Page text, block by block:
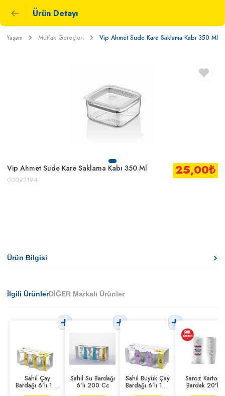
Ürün Detayı
Yaşam Mutfak Gereçleri Vip Ahmet Sude Kare Saklama Kabı 350 Ml
Vip Ahmet Sude Kare Saklama Kabı 350 Ml
00093194
25,00₺
Ürün Bilgisi
İlgili ÜrünlerDİĞER Markalı Ürünler
Sahil Çay
Bardağı 6'lı 110
Sahil Su Bardağı
6'lı 200 Cc
Sahil Büyük Çay
Bardağı 6'lı 165
Saroz Karton
Bardak 20'li